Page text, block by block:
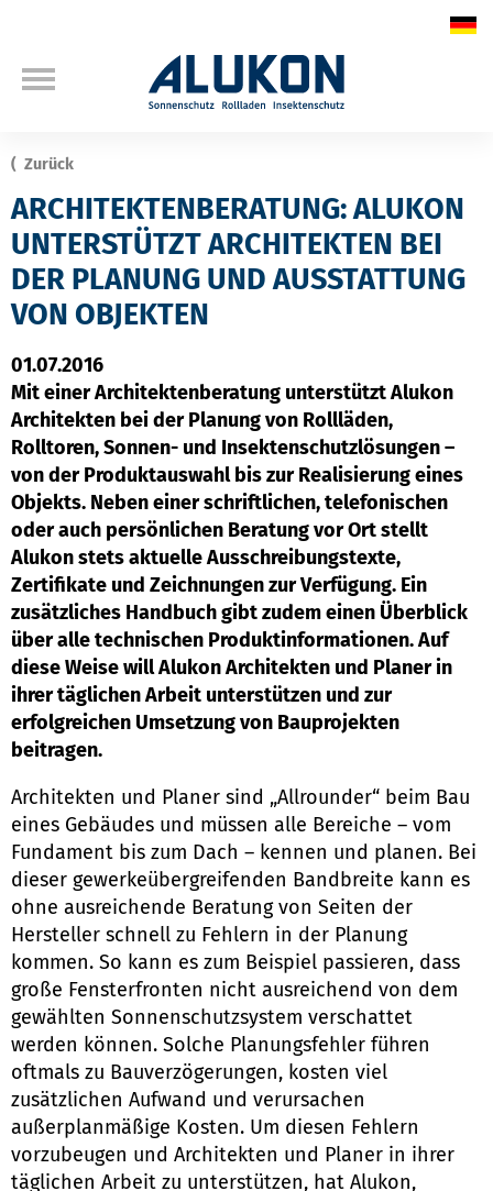
Zurück
ARCHITEKTENBERATUNG: ALUKON
UNTERSTÜTZT ARCHITEKTEN BEI
DER PLANUNG UND AUSSTATTUNG
VON OBJEKTEN
01.07.2016
Mit einer Architektenberatung unterstützt Alukon
Architekten bei der Planung von Rollläden,
Rolltoren, Sonnen- und Insektenschutzlösungen –
von der Produktauswahl bis zur Realisierung eines
Objekts. Neben einer schriftlichen, telefonischen
oder auch persönlichen Beratung vor Ort stellt
Alukon stets aktuelle Ausschreibungstexte,
Zertifikate und Zeichnungen zur Verfügung. Ein
zusätzliches Handbuch gibt zudem einen Überblick
über alle technischen Produktinformationen. Auf
diese Weise will Alukon Architekten und Planer in
ihrer täglichen Arbeit unterstützen und zur
erfolgreichen Umsetzung von Bauprojekten
beitragen.
Architekten und Planer sind „Allrounder“ beim Bau
eines Gebäudes und müssen alle Bereiche – vom
Fundament bis zum Dach – kennen und planen. Bei
dieser gewerkeübergreifenden Bandbreite kann es
ohne ausreichende Beratung von Seiten der
Hersteller schnell zu Fehlern in der Planung
kommen. So kann es zum Beispiel passieren, dass
große Fensterfronten nicht ausreichend von dem
gewählten Sonnenschutzsystem verschattet
werden können. Solche Planungsfehler führen
oftmals zu Bauverzögerungen, kosten viel
zusätzlichen Aufwand und verursachen
außerplanmäßige Kosten. Um diesen Fehlern
vorzubeugen und Architekten und Planer in ihrer
täglichen Arbeit zu unterstützen, hat Alukon,